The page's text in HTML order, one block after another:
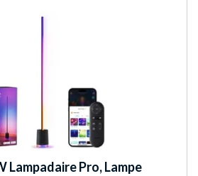
Lampadaire Pro, Lampe